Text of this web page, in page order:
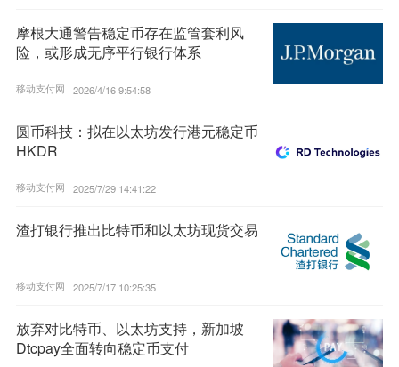
摩根大通警告稳定币存在监管套利风
险，或形成无序平行银行体系
移动支付网 | 2026/4/16 9:54:58
圆币科技：拟在以太坊发行港元稳定币
HKDR
移动支付网 | 2025/7/29 14:41:22
渣打银行推出比特币和以太坊现货交易
移动支付网 | 2025/7/17 10:25:35
放弃对比特币、以太坊支持，新加坡
Dtcpay全面转向稳定币支付